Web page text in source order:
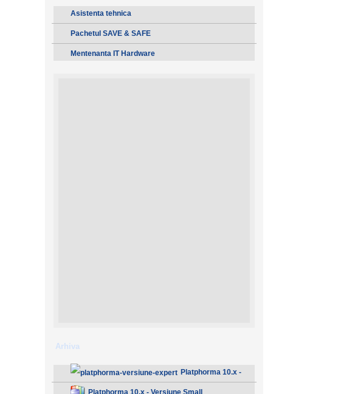
Asistenta tehnica
Pachetul SAVE & SAFE
Mentenanta IT Hardware
Arhiva
Platphorma 10.x -
Versiune Expert
Platphorma 10.x - Versiune Small